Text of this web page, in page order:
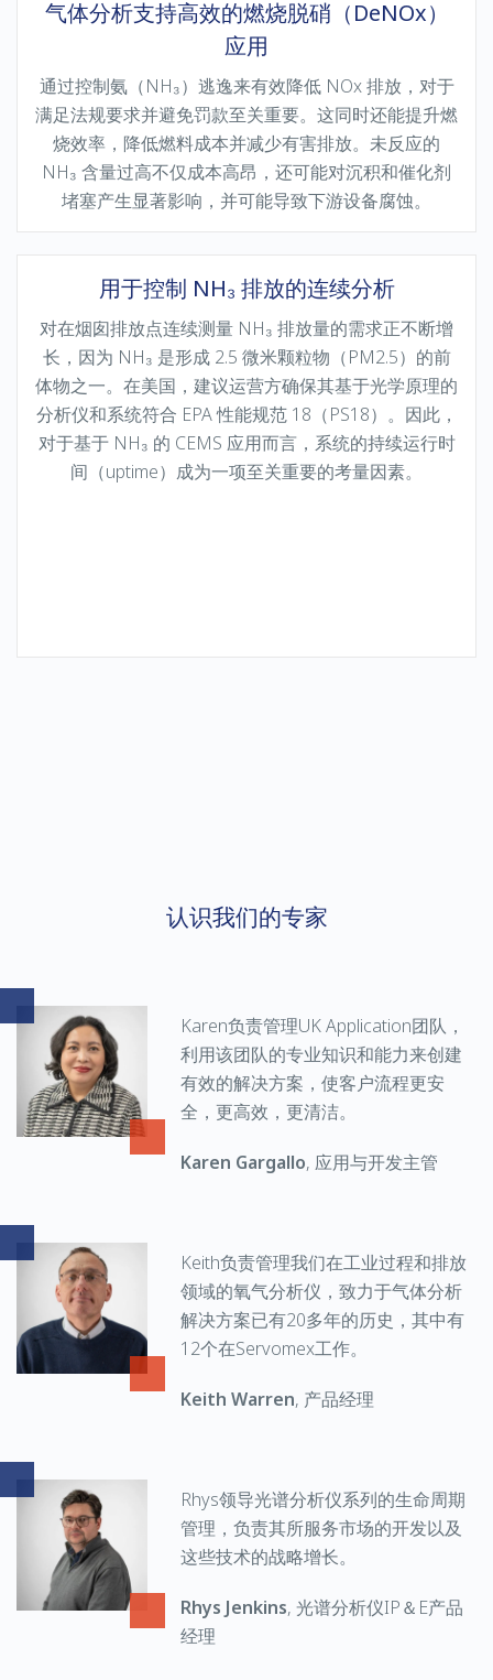
气体分析支持高效的燃烧脱硝（DeNOx）
应用
通过控制氨（NH₃）逃逸来有效降低 NOx 排放，对于
满足法规要求并避免罚款至关重要。这同时还能提升燃
烧效率，降低燃料成本并减少有害排放。未反应的
NH₃ 含量过高不仅成本高昂，还可能对沉积和催化剂
堵塞产生显著影响，并可能导致下游设备腐蚀。
用于控制 NH₃ 排放的连续分析
对在烟囱排放点连续测量 NH₃ 排放量的需求正不断增
长，因为 NH₃ 是形成 2.5 微米颗粒物（PM2.5）的前
体物之一。在美国，建议运营方确保其基于光学原理的
分析仪和系统符合 EPA 性能规范 18（PS18）。因此，
对于基于 NH₃ 的 CEMS 应用而言，系统的持续运行时
间（uptime）成为一项至关重要的考量因素。
认识我们的专家
Karen负责管理UK Application团队，
利用该团队的专业知识和能力来创建
有效的解决方案，使客户流程更安
全，更高效，更清洁。
Karen Gargallo, 应用与开发主管
Keith负责管理我们在工业过程和排放
领域的氧气分析仪，致力于气体分析
解决方案已有20多年的历史，其中有
12个在Servomex工作。
Keith Warren, 产品经理
Rhys领导光谱分析仪系列的生命周期
管理，负责其所服务市场的开发以及
这些技术的战略增长。
Rhys Jenkins, 光谱分析仪IP＆E产品
经理